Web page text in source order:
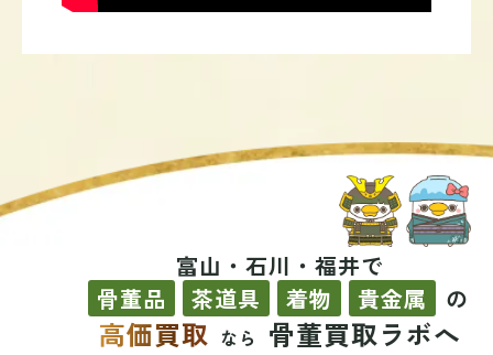
富山・石川・福井で
骨董品
茶道具 着物 貴金属 の
高価買取 なら 骨董買取ラボへ